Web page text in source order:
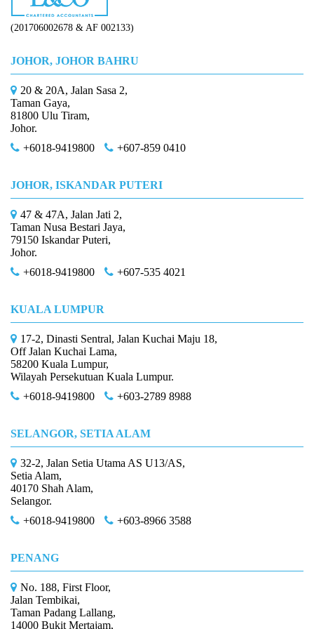
(201706002678 & AF 002133)
JOHOR, JOHOR BAHRU
20 & 20A, Jalan Sasa 2,
Taman Gaya,
81800 Ulu Tiram,
Johor.
+6018-9419800
+607-859 0410
JOHOR, ISKANDAR PUTERI
47 & 47A, Jalan Jati 2,
Taman Nusa Bestari Jaya,
79150 Iskandar Puteri,
Johor.
+6018-9419800
+607-535 4021
KUALA LUMPUR
17-2, Dinasti Sentral, Jalan Kuchai Maju 18,
Off Jalan Kuchai Lama,
58200 Kuala Lumpur,
Wilayah Persekutuan Kuala Lumpur.
+6018-9419800
+603-2789 8988
SELANGOR, SETIA ALAM
32-2, Jalan Setia Utama AS U13/AS,
Setia Alam,
40170 Shah Alam,
Selangor.
+6018-9419800
+603-8966 3588
PENANG
No. 188, First Floor,
Jalan Tembikai,
Taman Padang Lallang,
14000 Bukit Mertajam,